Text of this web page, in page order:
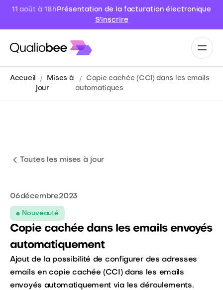
11 août à 18h Présentation de la facturation électronique
S'inscrire
Accueil
Mises à
jour
Copie cachée (CCI) dans les emails
automatiques
Toutes les mises à jour
06décembre2023
Nouveauté
Copie cachée dans les emails envoyés
automatiquement
Ajout de la possibilité de configurer des adresses
emails en copie cachée (CCI) dans les emails
envoyés automatiquement via les déroulements.